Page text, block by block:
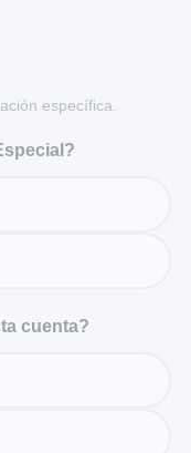
específica.
cuenta?